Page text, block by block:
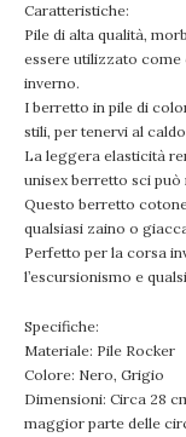
Caratteristiche:
Pile di alta qualità,
essere utilizzato come
inverno.
I berretto in pile di
stili, per tenervi al
La leggera elasticità
unisex berretto sci
Questo berretto
qualsiasi zaino o
Perfetto per la corsa
l’escursionismo e
Specifiche:
Materiale: Pile Rocker
Colore: Nero, Grigio
Dimensioni: Circa 28
maggior parte delle